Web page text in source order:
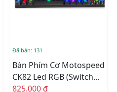
Đã bán: 131
Bàn Phím Cơ Motospeed
CK82 Led RGB (Switch
Red/Blue) (Đen/Hồng)
825.000 đ